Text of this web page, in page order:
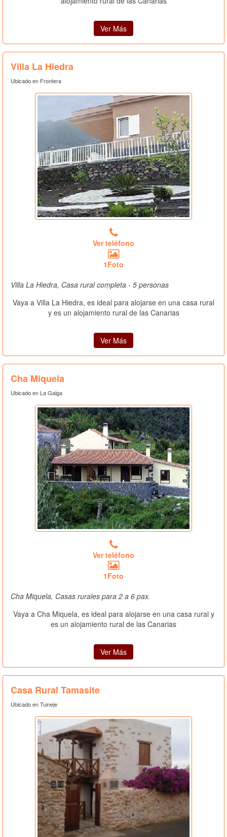
Ver Más
Villa La Hiedra
Ubicado en Frontera
Ver teléfono
1Foto
Villa La Hiedra, Casa rural completa - 5 personas
Vaya a Villa La Hiedra, es ideal para alojarse en una casa rural
y es un alojamiento rural de las Canarias
Ver Más
Cha Miquela
Ubicado en La Galga
Ver teléfono
1Foto
Cha Miquela, Casas rurales para 2 a 6 pax.
Vaya a Cha Miquela, es ideal para alojarse en una casa rural y
es un alojamiento rural de las Canarias
Ver Más
Casa Rural Tamasite
Ubicado en Tuineje